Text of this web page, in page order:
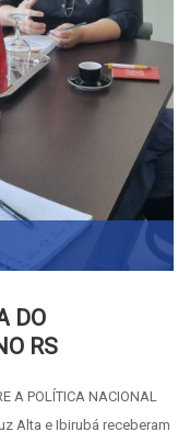
DO
RS
A POLÍTICA NACIONAL
Alta e Ibirubá receberam